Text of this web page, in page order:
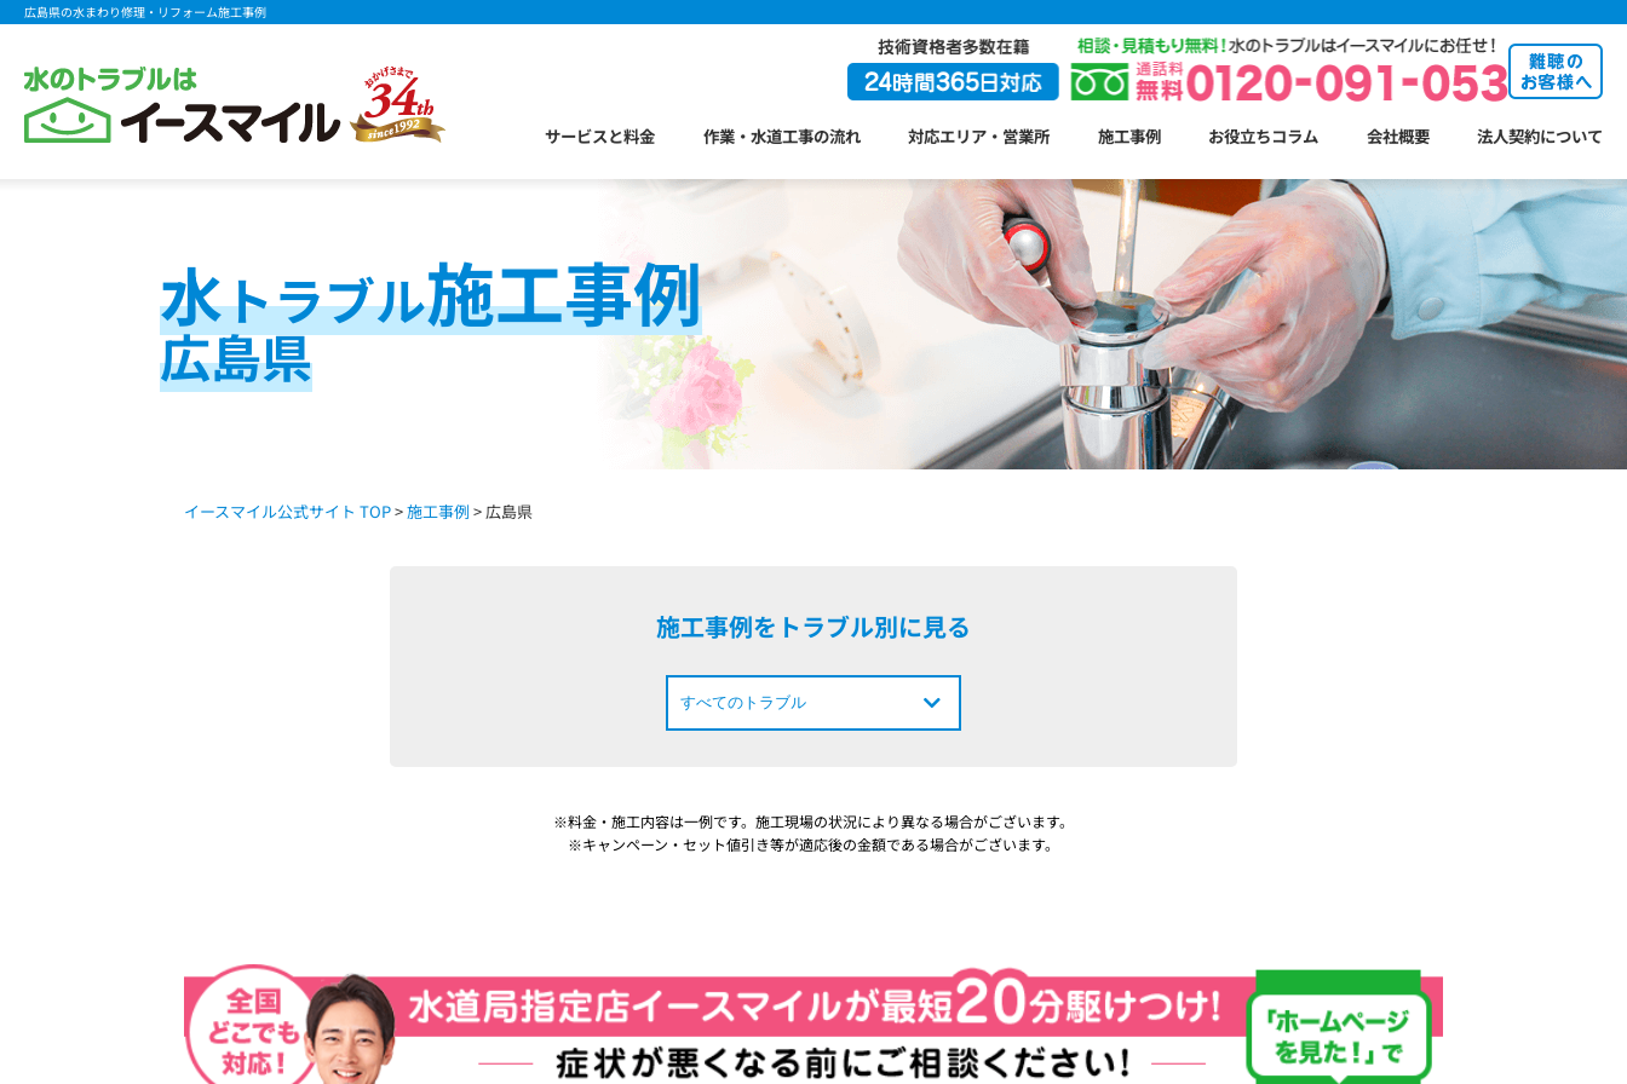
広島県の水まわり修理・リフォーム施工事例
サービスと料金 作業・水道工事の流れ 対応エリア・営業所 施工事例 お役立ちコラム 会社概要 法人契約について
水トラブル施工事例
広島県
イースマイル公式サイト TOP>施工事例 > 広島県
施工事例をトラブル別に見る
※料金・施工内容は一例です。施工現場の状況により異なる場合がございます。
※キャンペーン・セット値引き等が適応後の金額である場合がございます。